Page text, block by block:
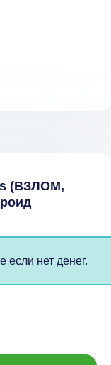
(ВЗЛОМ,
если нет денег.